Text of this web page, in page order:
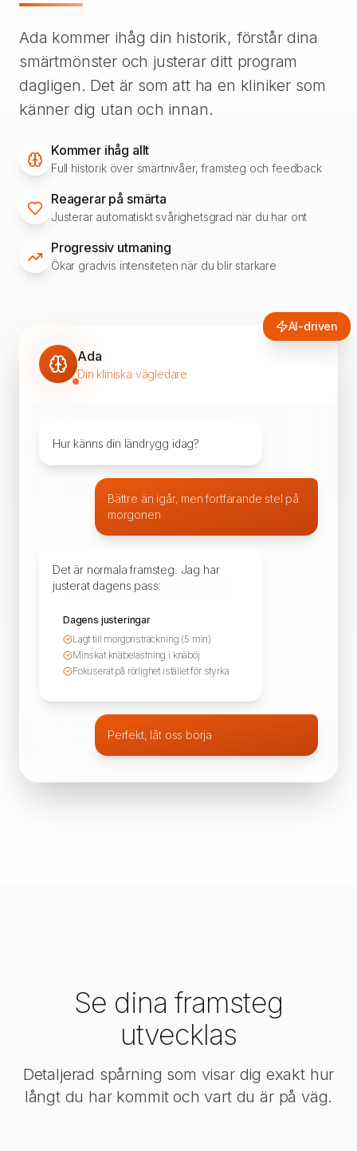
Ada kommer ihåg din historik, förstår dina
smärtmönster och justerar ditt program
dagligen. Det är som att ha en kliniker som
känner dig utan och innan.
Kommer ihåg allt
Full historik över smärtnivåer, framsteg och feedback
Reagerar på smärta
Justerar automatiskt svårighetsgrad när du har ont
Progressiv utmaning
Ökar gradvis intensiteten när du blir starkare
Ada
Din kliniska vägledare
Hur känns din ländrygg idag?
Bättre än igår, men fortfarande stel på
morgonen
Det är normala framsteg. Jag har
justerat dagens pass:
Dagens justeringar
Lagt till morgonsträckning (5 min)
Minskat knäbelastning i knäböj
Fokuserat på rörlighet istället för styrka
Perfekt, låt oss börja
AI-driven
Se dina framsteg
utvecklas
Detaljerad spårning som visar dig exakt hur
långt du har kommit och vart du är på väg.